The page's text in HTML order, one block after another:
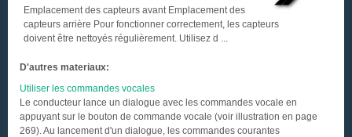
Emplacement des capteurs avant Emplacement des
capteurs arrière Pour fonctionner correctement, les capteurs
doivent être nettoyés régulièrement. Utilisez d ...
D'autres materiaux:
Utiliser les commandes vocales
Le conducteur lance un dialogue avec les commandes vocale en
appuyant sur le bouton de commande vocale (voir illustration en page
269). Au lancement d'un dialogue, les commandes courantes